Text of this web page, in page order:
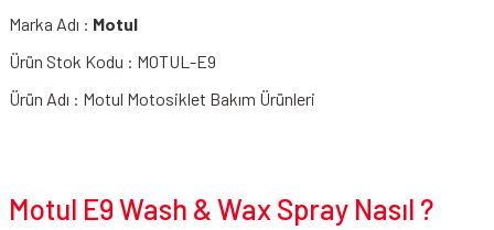
Marka Adı : Motul
Ürün Stok Kodu : MOTUL-E9
Ürün Adı : Motul Motosiklet Bakım Ürünleri
Motul E9 Wash & Wax Spray Nasıl ?